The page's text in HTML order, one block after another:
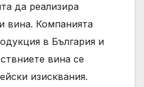
да реализира
вина. Компанията
в България и
вина се
изисквания.